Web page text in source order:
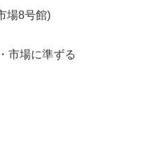
場8号館)
市場に準ずる